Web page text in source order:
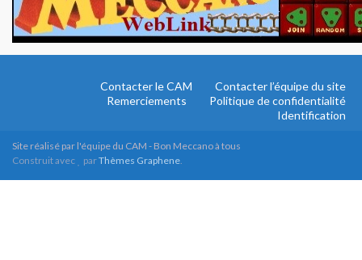
Contacter le CAM
Contacter l’équipe du site
Remerciements
Politique de confidentialité
Identification
Site réalisé par l'équipe du CAM - Bon Meccano à tous
Construit avec
parThèmes Graphene